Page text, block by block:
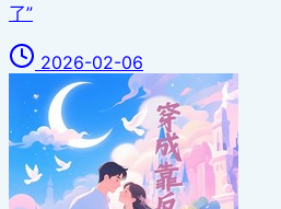
了”
2026-02-06